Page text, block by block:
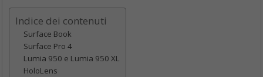
Indice dei contenuti
Surface Book
Surface Pro 4
Lumia 950 e Lumia 950 XL
HoloLens